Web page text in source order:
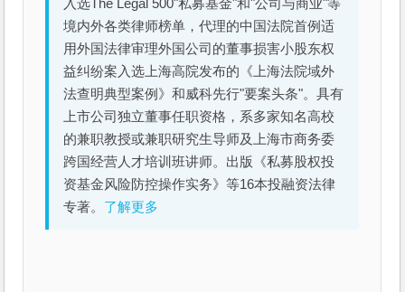
入选The Legal 500"私募基金"和"公司与商业"等
境内外各类律师榜单，代理的中国法院首例适
用外国法律审理外国公司的董事损害小股东权
益纠纷案入选上海高院发布的《上海法院域外
法查明典型案例》和威科先行"要案头条"。具有
上市公司独立董事任职资格，系多家知名高校
的兼职教授或兼职研究生导师及上海市商务委
跨国经营人才培训班讲师。出版《私募股权投
资基金风险防控操作实务》等16本投融资法律
专著。 了解更多